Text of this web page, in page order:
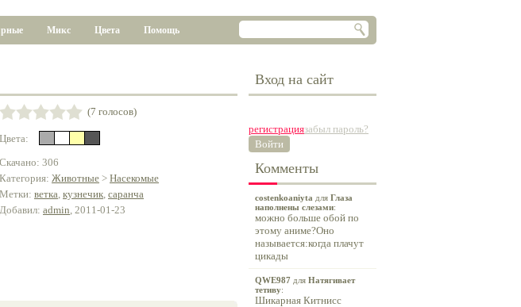
Микс Цвета Помощь
(7 голосов)
Цвета:
Скачано: 306
Категория: Животные > Насекомые
Метки: ветка, кузнечик, саранча
Добавил: admin, 2011-01-23
Вход на сайт
регистрациязабыл пароль?
Войти
Комменты
costenkoaniyta для Глаза
наполнены слезами:
можно больше обой по
этому аниме?Оно
называется:когда плачут
цикады
QWE987 для Натягивает
тетиву:
Шикарная Китнисс